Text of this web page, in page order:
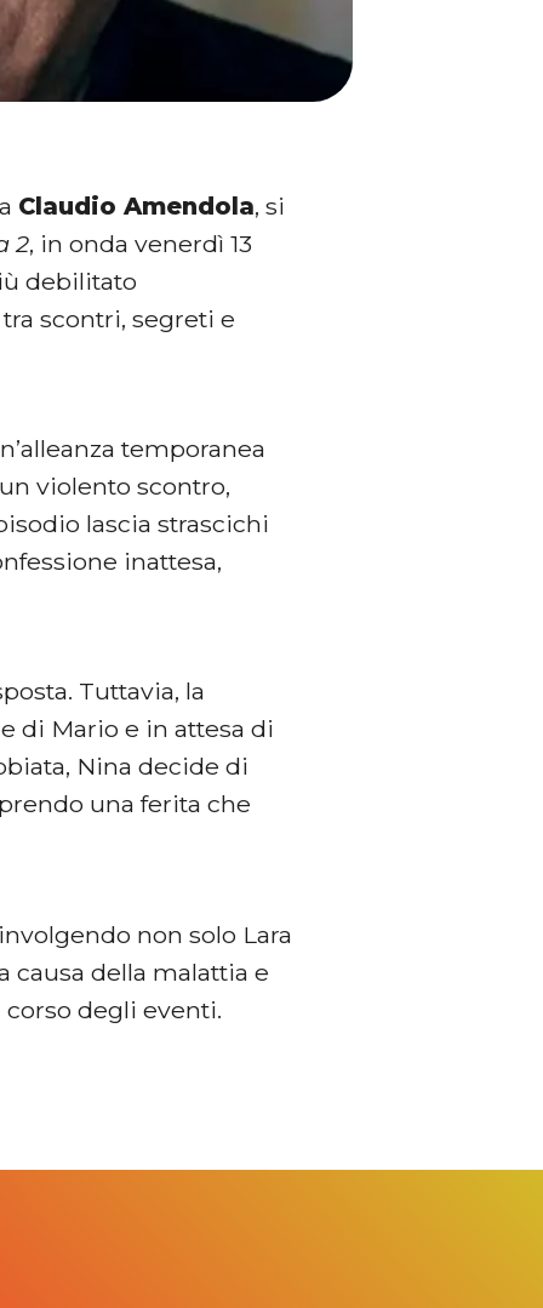
Claudio Amendola, si
2, in onda venerdì 13
debilitato
scontri, segreti e
temporanea
violento scontro,
lascia strascichi
inattesa,
Tuttavia, la
di Mario e in attesa di
Nina decide di
una ferita che
non solo Lara
causa della malattia e
degli eventi.